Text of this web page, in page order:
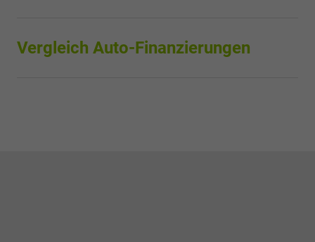
Vergleich Auto-Finanzierungen